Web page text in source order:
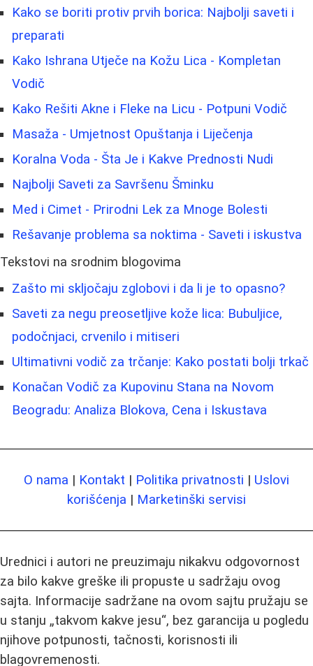
Kako se boriti protiv prvih borica: Najbolji saveti i
preparati
Kako Ishrana Utječe na Kožu Lica - Kompletan
Vodič
Kako Rešiti Akne i Fleke na Licu - Potpuni Vodič
Masaža - Umjetnost Opuštanja i Liječenja
Koralna Voda - Šta Je i Kakve Prednosti Nudi
Najbolji Saveti za Savršenu Šminku
Med i Cimet - Prirodni Lek za Mnoge Bolesti
Rešavanje problema sa noktima - Saveti i iskustva
Tekstovi na srodnim blogovima
Zašto mi skljočaju zglobovi i da li je to opasno?
Saveti za negu preosetljive kože lica: Bubuljice,
podočnjaci, crvenilo i mitiseri
Ultimativni vodič za trčanje: Kako postati bolji trkač
Konačan Vodič za Kupovinu Stana na Novom
Beogradu: Analiza Blokova, Cena i Iskustava
O nama | Kontakt | Politika privatnosti | Uslovi
korišćenja | Marketinški servisi
Urednici i autori ne preuzimaju nikakvu odgovornost
za bilo kakve greške ili propuste u sadržaju ovog
sajta. Informacije sadržane na ovom sajtu pružaju se
u stanju „takvom kakve jesu“, bez garancija u pogledu
njihove potpunosti, tačnosti, korisnosti ili
blagovremenosti.